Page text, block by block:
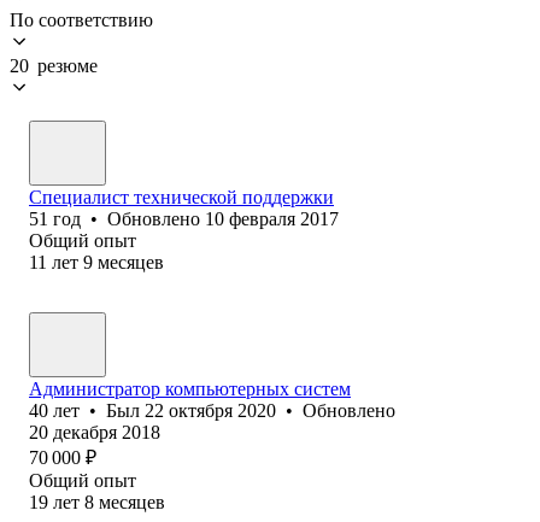
По соответствию
20 резюме
Специалист технической поддержки
51 год • Обновлено 10 февраля 2017
Общий опыт
11 лет 9 месяцев
Администратор компьютерных систем
40 лет • Был 22 октября 2020 • Обновлено
20 декабря 2018
70 000 ₽
Общий опыт
19 лет 8 месяцев